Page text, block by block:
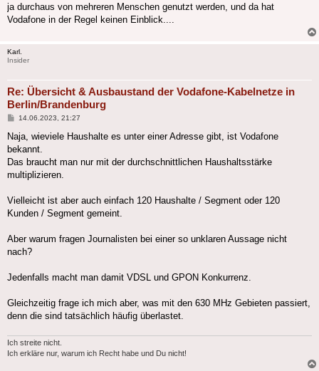
ja durchaus von mehreren Menschen genutzt werden, und da hat
Vodafone in der Regel keinen Einblick....
Karl.
Insider
Re: Übersicht & Ausbaustand der Vodafone-Kabelnetze in
Berlin/Brandenburg
Beitrag
14.06.2023, 21:27
Naja, wieviele Haushalte es unter einer Adresse gibt, ist Vodafone
bekannt.
Das braucht man nur mit der durchschnittlichen Haushaltsstärke
multiplizieren.
Vielleicht ist aber auch einfach 120 Haushalte / Segment oder 120
Kunden / Segment gemeint.
Aber warum fragen Journalisten bei einer so unklaren Aussage nicht
nach?
Jedenfalls macht man damit VDSL und GPON Konkurrenz.
Gleichzeitig frage ich mich aber, was mit den 630 MHz Gebieten passiert,
denn die sind tatsächlich häufig überlastet.
Ich streite nicht.
Ich erkläre nur, warum ich Recht habe und Du nicht!